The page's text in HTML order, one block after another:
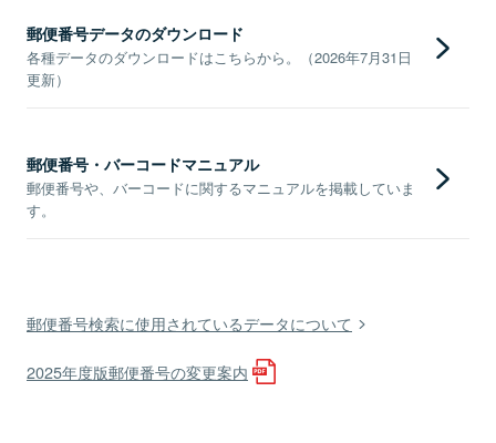
郵便番号データのダウンロード
各種データのダウンロードはこちらから。（2026年7月31日
更新）
郵便番号・バーコードマニュアル
郵便番号や、バーコードに関するマニュアルを掲載していま
す。
郵便番号検索に使用されているデータについて
2025年度版郵便番号の変更案内